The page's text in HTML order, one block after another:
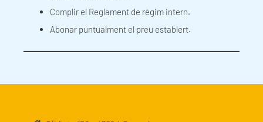
Complir el Reglament de règim intern.
Abonar puntualment el preu establert.